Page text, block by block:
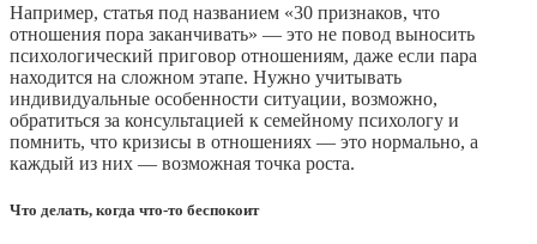
Например, статья под названием «30 признаков, что
отношения пора заканчивать» — это не повод выносить
психологический приговор отношениям, даже если пара
находится на сложном этапе. Нужно учитывать
индивидуальные особенности ситуации, возможно,
обратиться за консультацией к семейному психологу и
помнить, что кризисы в отношениях — это нормально, а
каждый из них ― возможная точка роста.
Что делать, когда что‑то беспокоит